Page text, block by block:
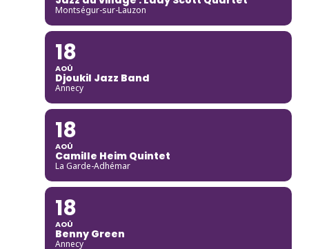
Montségur-sur-Lauzon
18
AOÛ
Djoukil Jazz Band
Annecy
18
AOÛ
Camille Heim Quintet
La Garde-Adhémar
18
AOÛ
Benny Green
Annecy